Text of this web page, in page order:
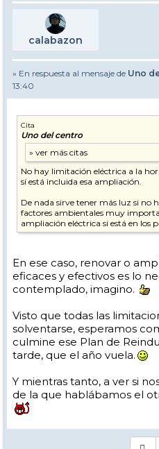
calabazon
» En respuesta al mensaje de Uno
13:40
Cita
Uno del centro
No hay limitación eléctrica a la
sí está incluida esa ampliación.
De nada sirve tener más luz si no
factores ambientales muy
ampliación eléctrica si está en los
En ese caso, renovar o
eficaces y efectivos es lo
contemplado, imagino.
Visto que todas las
solventarse, esperamos
culmine ese Plan de
tarde, que el año vuela.
Y mientras tanto, a ver si
de la que hablábamos el